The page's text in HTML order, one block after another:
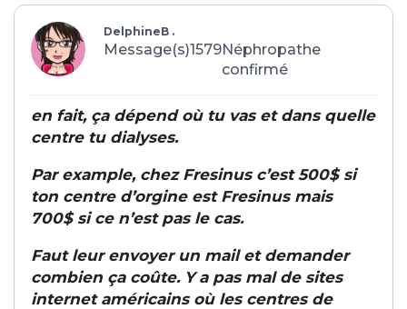
DelphineB .
Message(s)1579Néphropathe
confirmé
en fait, ça dépend où tu vas et dans quelle
centre tu dialyses.
Par example, chez Fresinus c’est 500$ si
ton centre d’orgine est Fresinus mais
700$ si ce n’est pas le cas.
Faut leur envoyer un mail et demander
combien ça coûte. Y a pas mal de sites
internet américains où les centres de